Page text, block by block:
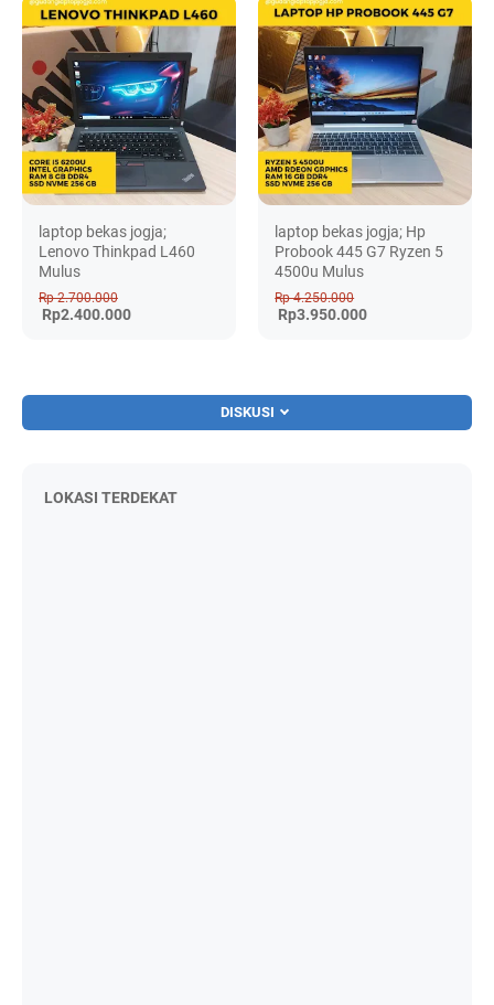
laptop bekas jogja;
Lenovo Thinkpad L460
Mulus
Rp 2.700.000
Rp2.400.000
laptop bekas jogja; Hp
Probook 445 G7 Ryzen 5
4500u Mulus
Rp 4.250.000
Rp3.950.000
DISKUSI
LOKASI TERDEKAT